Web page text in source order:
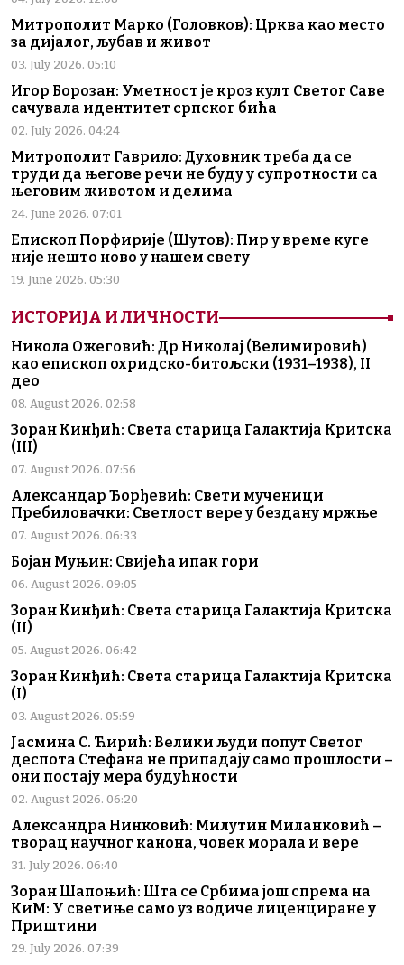
Митрополит Марко (Головков): Црква као место
за дијалог, љубав и живот
03. July 2026. 05:10
Игор Борозан: Уметност је кроз култ Светог Саве
сачувала идентитет српског бића
02. July 2026. 04:24
Митрополит Гаврило: Духовник треба да се
труди да његове речи не буду у супротности са
његовим животом и делима
24. June 2026. 07:01
Епископ Порфирије (Шутов): Пир у време куге
није нешто ново у нашем свету
19. June 2026. 05:30
ИСТОРИЈА И ЛИЧНОСТИ
Никола Ожеговић: Др Николај (Велимировић)
као епископ охридско-битољски (1931–1938), II
део
08. August 2026. 02:58
Зоран Кинђић: Света старица Галактија Критска
(III)
07. August 2026. 07:56
Александар Ђорђевић: Свети мученици
Пребиловачки: Светлост вере у бездану мржње
07. August 2026. 06:33
Бојан Муњин: Свијећа ипак гори
06. August 2026. 09:05
Зоран Кинђић: Света старица Галактија Критска
(II)
05. August 2026. 06:42
Зоран Кинђић: Света старица Галактија Критска
(I)
03. August 2026. 05:59
Јасмина С. Ћирић: Велики људи попут Светог
деспота Стефана не припадају само прошлости –
они постају мера будућности
02. August 2026. 06:20
Александра Нинковић: Милутин Миланковић –
творац научног канона, човек морала и вере
31. July 2026. 06:40
Зоран Шапоњић: Шта се Србима још спрема на
КиМ: У светиње само уз водиче лиценциране у
Приштини
29. July 2026. 07:39